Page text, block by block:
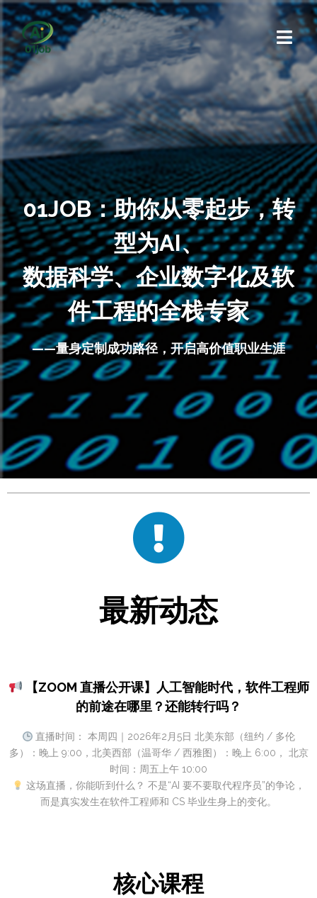
01JOB：助你从零起步，转
型为AI、
数据科学、企业数字化及软
件工程的全栈专家
——量身定制成功路径，开启高价值职业生涯
最新动态
【ZOOM 直播公开课】人工智能时代，软件工程师
的前途在哪里？还能转行吗？
直播时间： 本周四｜2026年2月5日 北美东部（纽约 / 多伦
多）：晚上 9:00，北美西部（温哥华 / 西雅图）：晚上 6:00， 北京
时间：周五上午 10:00
这场直播，你能听到什么？ 不是“AI 要不要取代程序员”的争论，
而是真实发生在软件工程师和 CS 毕业生身上的变化。
核心课程